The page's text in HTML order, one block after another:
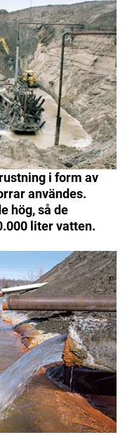
i form av
användes.
hög, så de
liter vatten.